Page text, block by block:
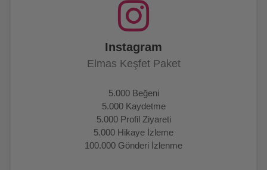
Instagram
Elmas Keşfet Paket
5.000 Beğeni
5.000 Kaydetme
5.000 Profil Ziyareti
5.000 Hikaye İzleme
100.000 Gönderi İzlenme